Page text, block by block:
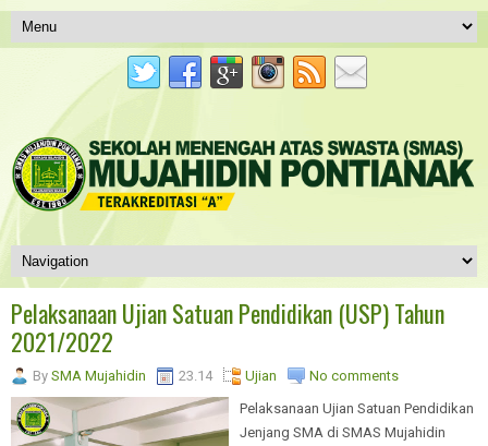
Pelaksanaan Ujian Satuan Pendidikan (USP) Tahun
2021/2022
By SMA Mujahidin 23.14 Ujian
No comments
Pelaksanaan Ujian Satuan Pendidikan
Jenjang SMA di SMAS Mujahidin